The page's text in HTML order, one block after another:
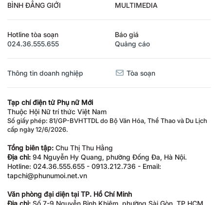
BÌNH ĐẲNG GIỚI MULTIMEDIA
Hotline tòa soạn
024.36.555.655
Báo giá
Quảng cáo
Thông tin doanh nghiệp Tòa soạn
Tạp chí điện tử Phụ nữ Mới
Thuộc Hội Nữ trí thức Việt Nam
Số giấy phép: 81/GP-BVHTTDL do Bộ Văn Hóa, Thể Thao và Du Lịch
cấp ngày 12/6/2026.
Tổng biên tập: Chu Thị Thu Hằng
Địa chỉ: 94 Nguyễn Hy Quang, phường Đống Đa, Hà Nội.
Hotline: 024.36.555.655 - 0913.212.736 - Email:
tapchi@phunumoi.net.vn
Văn phòng đại diện tại TP. Hồ Chí Minh
Địa chỉ: Số 7-9 Nguyễn Bỉnh Khiêm, phường Sài Gòn, TP.HCM